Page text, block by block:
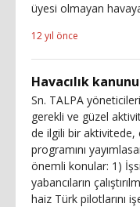
üyesi olmayan
12 yıl önce
Havacılık
Sn. TALPA
gerekli ve güzel
de ilgili bir aktivitede,
programını
önemli konular: 1)
yabancıların
haiz Türk pilotlarını